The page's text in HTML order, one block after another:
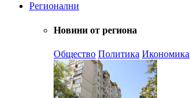
Регионални
Новини от региона
Общество Политика Икономика